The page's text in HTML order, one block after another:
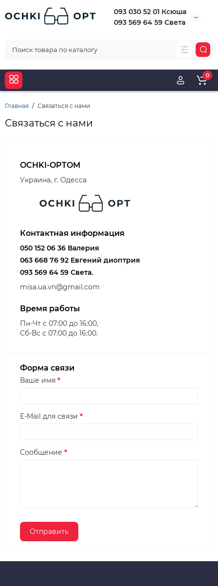
093 030 52 01 Ксюша
093 569 64 59 Света
0
Главная Связаться с нами
Связаться с нами
OCHKI-OPTOM
Украина, г. Одесса
Контактная информация
050 152 06 36 Валерия
063 668 76 92 Евгений диоптрия
093 569 64 59 Света.
misa.ua.vn@gmail.com
Время работы
Пн-Чт с 07:00 до 16:00,
Сб-Вс с 07:00 до 16:00.
Форма связи
Ваше имя
E-Mail для связи
Сообщение